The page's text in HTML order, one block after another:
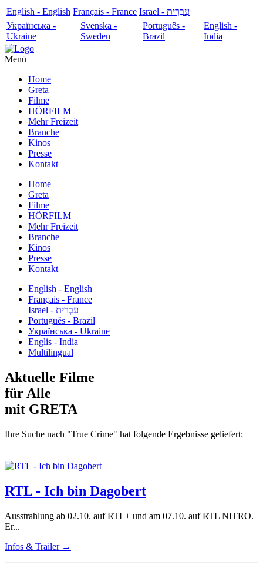
English - English Français - France
עִבְרִית - Israel
Українська -
Ukraine
Svenska -
Sweden
Português -
Brazil
English -
India
Menü
Home
Greta
Filme
HÖRFILM
Mehr Freizeit
Branche
Kinos
Presse
Kontakt
Home
Greta
Filme
HÖRFILM
Mehr Freizeit
Branche
Kinos
Presse
Kontakt
English - English
Français - France
עִבְרִית - Israel
Português - Brazil
Українська - Ukraine
Englis - India
Multilingual
Aktuelle Filme
für Alle
mit GRETA
Ihre Suche nach "True Crime" hat folgende Ergebnisse geliefert:
RTL - Ich bin Dagobert
Ausstrahlung ab 02.10. auf RTL+ und am 07.10. auf RTL NITRO.
Er...
Infos & Trailer →